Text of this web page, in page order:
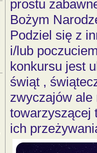
prostu
Bożym
Podziel się z
i/lub
konkursu jest
świąt ,
zwyczajów ale
towarzyszącej
ich